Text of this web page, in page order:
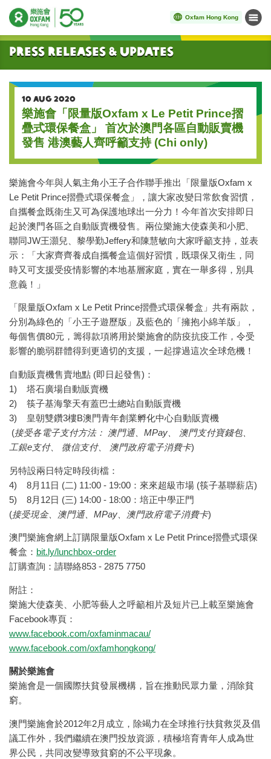
Oxfam Hong Kong Menu
Start main content
Press Releases & Updates
10 AUG 2020
樂施會「限量版Oxfam x Le Petit Prince摺
疊式環保餐盒」 首次於澳門各區自動販賣機
發售 港澳藝人齊呼籲支持 (Chi only)
樂施會今年與人氣主角小王子合作聯手推出「限量版Oxfam x
Le Petit Prince摺疊式環保餐盒」，讓大家改變日常飲食習慣，
自攜餐盒既衛生又可為保護地球出一分力！今年首次安排即日
起於澳門各區之自動販賣機發售。兩位樂施大使森美和小肥、
聯同JW王灝兒、黎學勤Jeffery和陳慧敏向大家呼籲支持，並表
示：「大家齊齊養成自攜餐盒這個好習慣，既環保又衛生，同
時又可支援受疫情影響的本地基層家庭，實在一舉多得，別具
意義！」
「限量版Oxfam x Le Petit Prince摺疊式環保餐盒」共有兩款，
分別為綠色的「小王子遊歷版」及藍色的「擁抱小綿羊版」，
每個售價80元，籌得款項將用於樂施會的防疫抗疫工作，令受
影響的脆弱群體得到更適切的支援，一起撐過這次全球危機！
自動販賣機售賣地點 (即日起發售)：
1) 塔石廣場自動販賣機
2) 筷子基海擎天有蓋巴士總站自動販賣機
3) 皇朝雙鑽3樓B澳門青年創業孵化中心自動販賣機
(接受各電子支付方法： 澳門通、MPay、 澳門支付寶錢包、
工銀e支付、 微信支付、 澳門政府電子消費卡)
另特設兩日特定時段街檔：
4) 8月11日 (二) 11:00 - 19:00：來來超級市場 (筷子基聯薪店)
5) 8月12日 (三) 14:00 - 18:00：培正中學正門
(接受現金、澳門通、MPay、澳門政府電子消費卡)
澳門樂施會網上訂購限量版Oxfam x Le Petit Prince摺疊式環保
餐盒： bit.ly/lunchbox-order
訂購查詢：請聯絡853 - 2875 7750
附註：
樂施大使森美、小肥等藝人之呼籲相片及短片已上載至樂施會
Facebook專頁：
www.facebook.com/oxfaminmacau/
www.facebook.com/oxfamhongkong/
關於樂施會
樂施會是一個國際扶貧發展機構，旨在推動民眾力量，消除貧
窮。
澳門樂施會於2012年2月成立，除竭力在全球推行扶貧救災及倡
議工作外，我們繼續在澳門投放資源，積極培育青年人成為世
界公民，共同改變導致貧窮的不公平現象。